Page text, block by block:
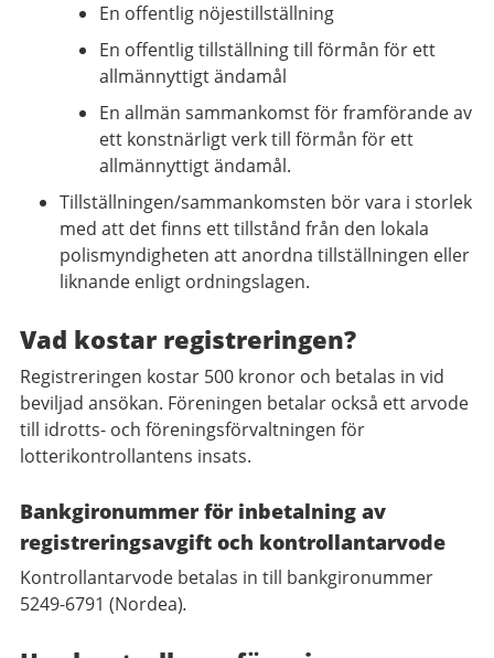
En offentlig nöjestillställning
En offentlig tillställning till förmån för ett
allmännyttigt ändamål
En allmän sammankomst för framförande av
ett konstnärligt verk till förmån för ett
allmännyttigt ändamål.
Tillställningen/sammankomsten bör vara i storlek
med att det finns ett tillstånd från den lokala
polismyndigheten att anordna tillställningen eller
liknande enligt ordningslagen.
Vad kostar registreringen?
Registreringen kostar 500 kronor och betalas in vid
beviljad ansökan. Föreningen betalar också ett arvode
till idrotts- och föreningsförvaltningen för
lotterikontrollantens insats.
Bankgironummer för inbetalning av
registreringsavgift och kontrollantarvode
Kontrollantarvode betalas in till bankgironummer
5249-6791 (Nordea).